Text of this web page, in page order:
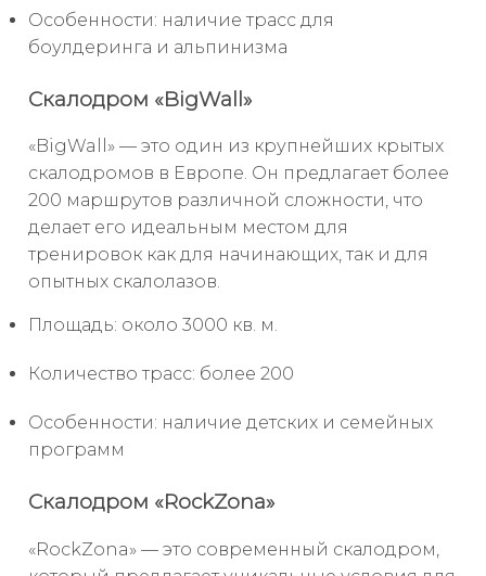
Особенности: наличие трасс для
боулдеринга и альпинизма
Скалодром «BigWall»
«BigWall» — это один из крупнейших крытых
скалодромов в Европе. Он предлагает более
200 маршрутов различной сложности, что
делает его идеальным местом для
тренировок как для начинающих, так и для
опытных скалолазов.
Площадь: около 3000 кв. м.
Количество трасс: более 200
Особенности: наличие детских и семейных
программ
Скалодром «RockZona»
«RockZona» — это современный скалодром,